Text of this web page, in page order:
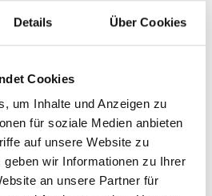
Details Über Cookies
Cookies
um Inhalte und Anzeigen zu
für soziale Medien anbieten
auf unsere Website zu
wir Informationen zu Ihrer
an unsere Partner für